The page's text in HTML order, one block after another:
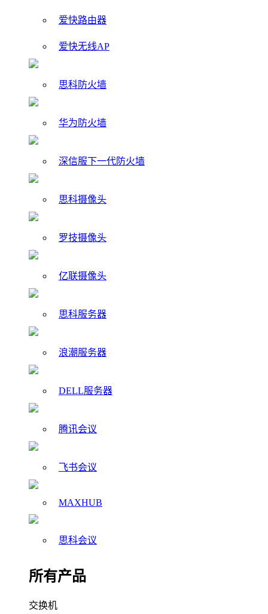
爱快路由器
爱快无线AP
思科防火墙
华为防火墙
深信服下一代防火墙
思科摄像头
罗技摄像头
亿联摄像头
思科服务器
浪潮服务器
DELL服务器
腾讯会议
飞书会议
MAXHUB
思科会议
所有产品
交换机